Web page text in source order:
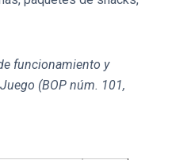
funcionamiento y
(BOP núm. 101,